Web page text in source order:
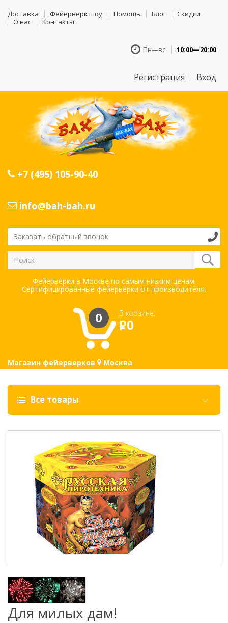
Доставка Фейерверк шоу Помощь Блог
Скидки
О нас
Контакты
Пн—вс 10:00—20:00
Регистрация Вход
+7 (495) 105-90-40
info@bah-bah.ru
Заказать обратный звонок
Фейерверки в Москве по самым низким ценам.
Сертифицированные фейерверки от производителя.
0 В корзине:
Р0
Магазин фейерверков Москва
Все товары
Для милых дам!